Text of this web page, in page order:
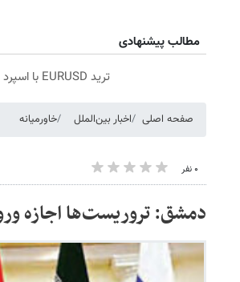
مطالب پیشنهادی
ترید EURUSD با اسپرد از صفر پیپ
صفحه اصلی اخبار بین‌الملل خاورمیانه
۰ نفر
دمشق: تروریست‌ها اجازه